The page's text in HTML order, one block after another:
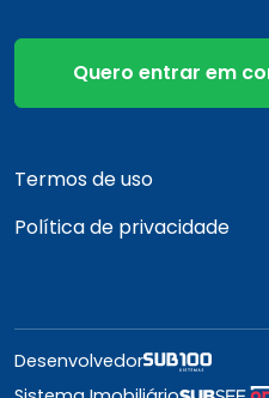
Quero entrar em
Termos de uso
Política de privacidade
Desenvolvedor